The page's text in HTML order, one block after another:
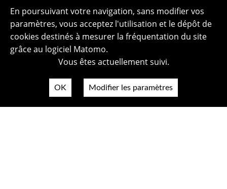
En poursuivant votre navigation, sans modifier vos
paramètres, vous acceptez l'utilisation et le dépôt de
cookies destinés à mesurer la fréquentation du site
grâce au logiciel Matomo.
Vous êtes actuellement suivi.
OK Modifier les paramètres